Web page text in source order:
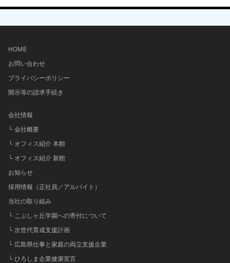
HOME
お問い合わせ
プライバシーポリシー
開示等の請求手続き
会社情報
└ 会社概要
└ オフィス紹介 本館
└ オフィス紹介 新館
お知らせ
採用情報（正社員／アルバイト）
当社の取り組み
└ こぶしヶ丘学園への寄付について
└ 次世代育成支援計画
└ 広島県仕事と家庭の両立支援企業
└ ひろしま企業健康宣言